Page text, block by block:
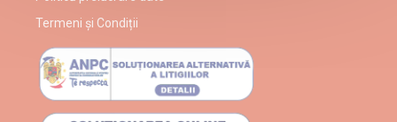
Termeni și Condiții